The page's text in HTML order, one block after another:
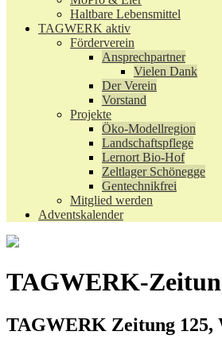
Haltbare Lebensmittel
TAGWERK aktiv
Förderverein
Ansprechpartner
Vielen Dank
Der Verein
Vorstand
Projekte
Öko-Modellregion
Landschaftspflege
Lernort Bio-Hof
Zeltlager Schönegge
Gentechnikfrei
Mitglied werden
Adventskalender
TAGWERK-
TAGWERK Zeitung 125,